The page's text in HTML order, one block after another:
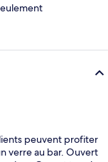
peuvent profiter
verre au bar. Ouvert